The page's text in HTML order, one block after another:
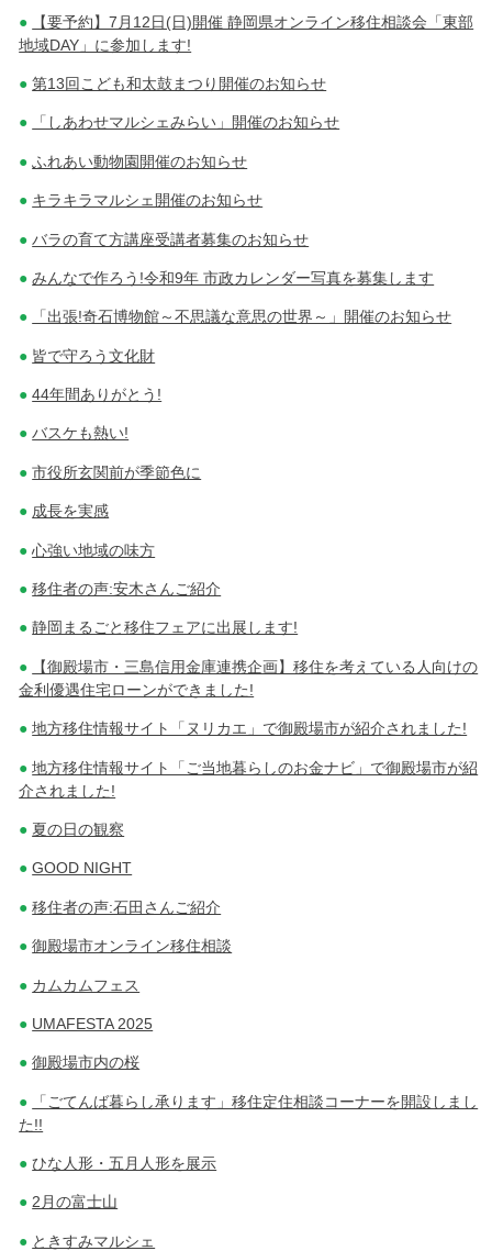
【要予約】7月12日(日)開催 静岡県オンライン移住相談会「東部
地域DAY」に参加します!
第13回こども和太鼓まつり開催のお知らせ
「しあわせマルシェみらい」開催のお知らせ
ふれあい動物園開催のお知らせ
キラキラマルシェ開催のお知らせ
バラの育て方講座受講者募集のお知らせ
みんなで作ろう!令和9年 市政カレンダー写真を募集します
「出張!奇石博物館～不思議な意思の世界～」開催のお知らせ
皆で守ろう文化財
44年間ありがとう!
バスケも熱い!
市役所玄関前が季節色に
成長を実感
心強い地域の味方
移住者の声:安木さんご紹介
静岡まるごと移住フェアに出展します!
【御殿場市・三島信用金庫連携企画】移住を考えている人向けの
金利優遇住宅ローンができました!
地方移住情報サイト「ヌリカエ」で御殿場市が紹介されました!
地方移住情報サイト「ご当地暮らしのお金ナビ」で御殿場市が紹
介されました!
夏の日の観察
GOOD NIGHT
移住者の声:石田さんご紹介
御殿場市オンライン移住相談
カムカムフェス
UMAFESTA 2025
御殿場市内の桜
「ごてんば暮らし承ります」移住定住相談コーナーを開設しまし
た!!
ひな人形・五月人形を展示
2月の富士山
ときすみマルシェ